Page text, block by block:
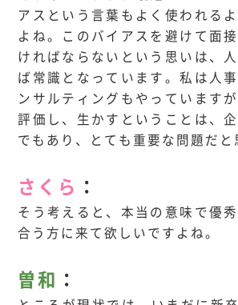
アスという言葉もよく使われる
よね。このバイアスを避けて面
ければならないという思いは、
ば常識となっています。私は人
ンサルティングもやっています
評価し、生かすということは、
でもあり、とても重要な問題だと
さくら ：
そう考えると、本当の意味で優
合う方に来て欲しいですよね。
曽和 ：